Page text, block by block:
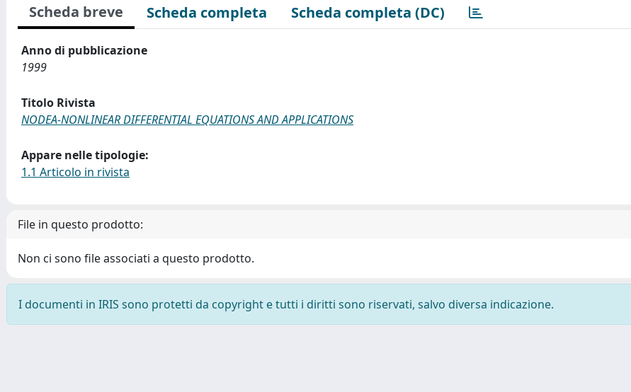
Scheda breve Scheda completa Scheda completa (DC)
Anno di pubblicazione
1999
Titolo Rivista
NODEA-NONLINEAR DIFFERENTIAL EQUATIONS AND APPLICATIONS
Appare nelle tipologie:
1.1 Articolo in rivista
File in questo prodotto:
Non ci sono file associati a questo prodotto.
I documenti in IRIS sono protetti da copyright e tutti i diritti sono riservati, salvo diversa indicazione.